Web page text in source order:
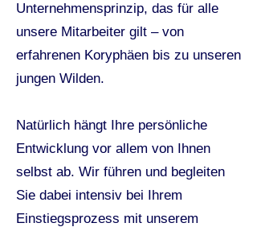
Unternehmensprinzip, das für alle
unsere Mitarbeiter gilt – von
erfahrenen Koryphäen bis zu unseren
jungen Wilden.
Natürlich hängt Ihre persönliche
Entwicklung vor allem von Ihnen
selbst ab. Wir führen und begleiten
Sie dabei intensiv bei Ihrem
Einstiegsprozess mit unserem